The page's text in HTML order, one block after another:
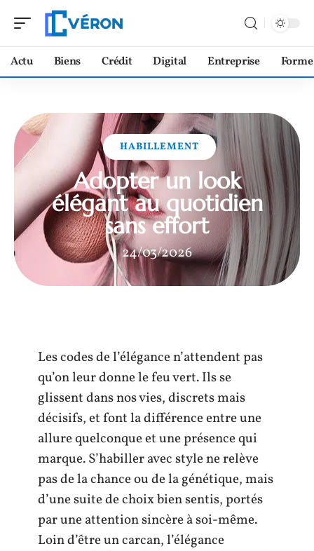
Actu Biens Crédit Digital Entreprise Forme
HABILLEMENT
Adopter un look
élégant au quotidien
sans effort
24/03/2026
Les codes de l’élégance n’attendent pas
qu’on leur donne le feu vert. Ils se
glissent dans nos vies, discrets mais
décisifs, et font la différence entre une
allure quelconque et une présence qui
marque. S’habiller avec style ne relève
pas de la chance ou de la génétique, mais
d’une suite de choix bien sentis, portés
par une attention sincère à soi-même.
Loin d’être un carcan, l’élégance